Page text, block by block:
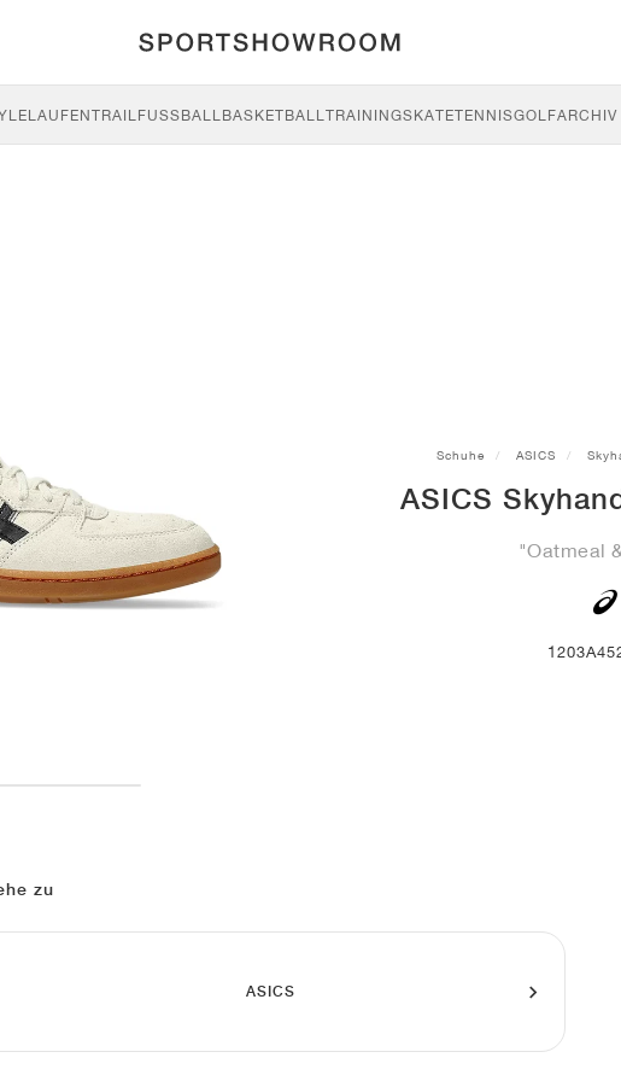
LAUFENTRAILFUSSBALL BASKETBALLTRAININGSKATETENNISGOLFARCHIV
Schuhe ASICS
ASICS
"Oatmeal
zu
ASICS